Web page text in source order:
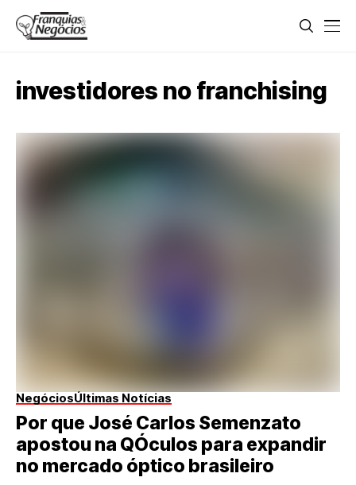
investidores no franchising
NegóciosÚltimas Notícias
Por que José Carlos Semenzato
apostou na QÓculos para expandir
no mercado óptico brasileiro